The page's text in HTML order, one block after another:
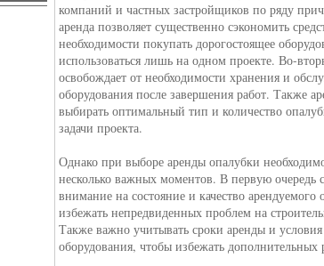
компаний и частных застройщиков по ряду
аренда позволяет существенно сэкономить
необходимости покупать дорогостоящее
использоваться лишь на одном проекте. Во-
освобождает от необходимости хранения и
оборудования после завершения работ. Также
выбирать оптимальный тип и количество
задачи проекта.
Однако при выборе аренды опалубки
несколько важных моментов. В первую очередь
внимание на состояние и качество арендуемого
избежать непредвиденных проблем на
Также важно учитывать сроки аренды и условия
оборудования, чтобы избежать дополнительных